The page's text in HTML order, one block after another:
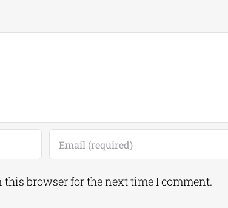
this browser for the next time I comment.